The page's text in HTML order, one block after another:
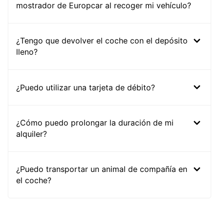
mostrador de Europcar al recoger mi vehículo?
¿Tengo que devolver el coche con el depósito
lleno?
¿Puedo utilizar una tarjeta de débito?
¿Cómo puedo prolongar la duración de mi
alquiler?
¿Puedo transportar un animal de compañía en
el coche?